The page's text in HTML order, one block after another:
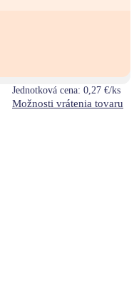
Jednotková cena: 0,27 €/ks
Možnosti vrátenia tovaru